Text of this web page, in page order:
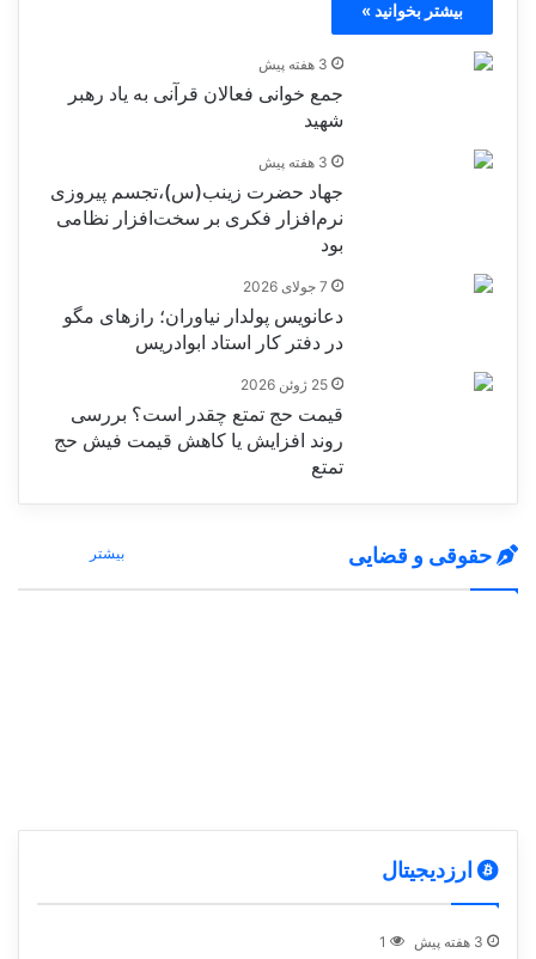
بیشتر بخوانید »
3 هفته پیش
جمع خوانی فعالان قرآنی به یاد رهبر
شهید
3 هفته پیش
جهاد حضرت زینب(س)،تجسم پیروزی
نرم‌افزار فکری بر سخت‌افزار نظامی
بود
7 جولای 2026
دعانویس پولدار نیاوران؛ رازهای مگو
در دفتر کار استاد ابوادریس
25 ژوئن 2026
قیمت حج تمتع چقدر است؟ بررسی
روند افزایش یا کاهش قیمت فیش حج
تمتع
حقوقی و قضایی بیشتر
ارزدیجیتال
3 هفته پیش 1